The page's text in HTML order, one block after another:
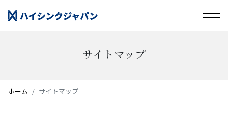
サイトマップ
ホーム サイトマップ